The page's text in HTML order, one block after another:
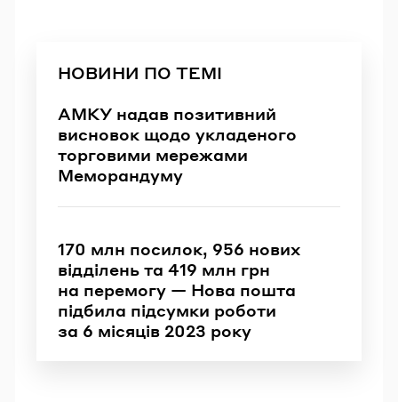
НОВИНИ ПО ТЕМІ
АМКУ надав позитивний
висновок щодо укладеного
торговими мережами
Меморандуму
170 млн посилок, 956 нових
відділень та 419 млн грн
на перемогу — Нова пошта
підбила підсумки роботи
за 6 місяців 2023 року